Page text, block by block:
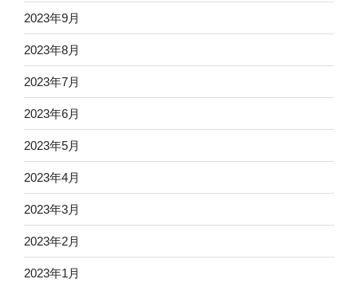
2023年9月
2023年8月
2023年7月
2023年6月
2023年5月
2023年4月
2023年3月
2023年2月
2023年1月